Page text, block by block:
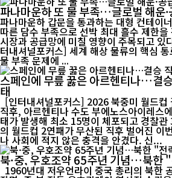
파나마운하 또 물 부족…글로벌 해운
파나마운하 갑문을 통과하는 대형 컨테이
따른 담수 부족으로 선박 최대 흘수 제한
시장과 공급망에 미칠 영향이 주목되고 있다
터내셔널포커스] 세계 해상 물류의 핵심
물 부족 문제에 ...
스페인에 무릎 꿇은 아르헨티나…결
태
[인터내셔널포커스] 2026 북중미 월드컵
직후, 아르헨티나 수도 부에노스아이레스
태가 발생해 최소 15명이 체포되고 경찰
의 월드컵 2연패가 무산된 직후 벌어진 이
나 사회에 적지 않은 충격을 안겼다. 신...
북·중, 우호조약 65주년 기념…북한